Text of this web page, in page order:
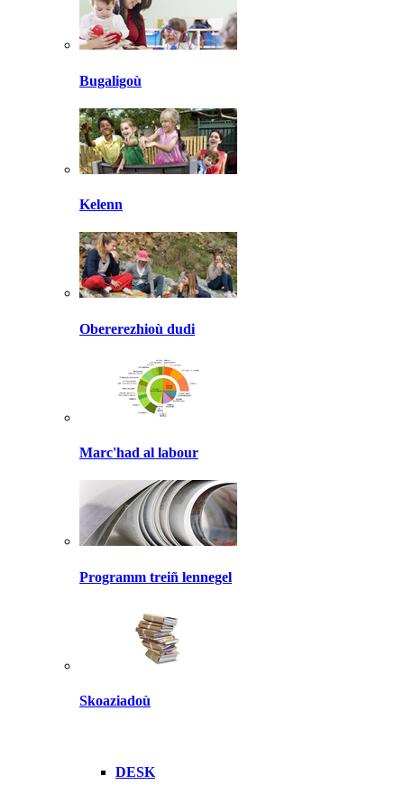
Bugaligoù
Kelenn
Obererezhioù dudi
Marc'had al labour
Programm treiñ lennegel
Skoaziadoù
DESK